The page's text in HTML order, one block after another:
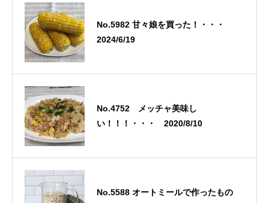
No.5982 甘々娘を買った！・・・
2024/6/19
No.4752 メッチャ美味し
い！！！・・・ 2020/8/10
No.5588 オートミールで作ったもの